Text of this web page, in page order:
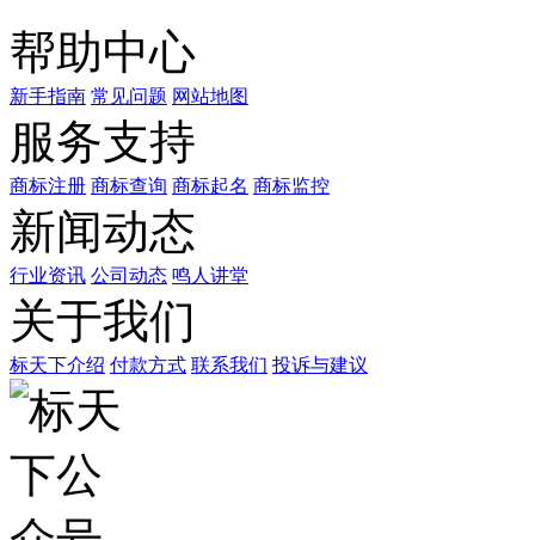
帮助中心
新手指南 常见问题 网站地图
服务支持
商标注册 商标查询 商标起名 商标监控
新闻动态
行业资讯 公司动态 鸣人讲堂
关于我们
标天下介绍 付款方式 联系我们 投诉与建议